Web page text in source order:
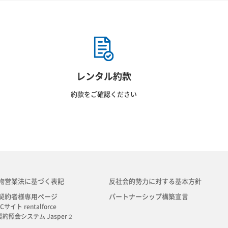
レンタル約款
約款をご確認ください
営業法に基づく表記
約者様専用ページ
サイト rentalforce
約照会システム Jasper２
反社会的勢力に対する基本方針
パートナーシップ構築宣言